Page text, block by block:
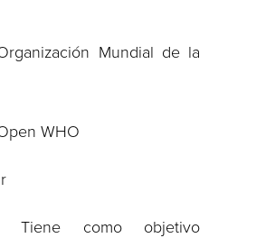
Mundial de la
WHO
Tiene como objetivo